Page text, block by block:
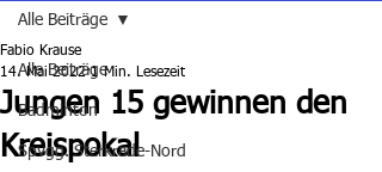
Alle Beiträge
Badminton
Spvgg. Sterkrade-Nord
Alle Beiträge
Jungen 15 gewinnen den
Kreispokal
Fabio Krause
14. Mai 2022 1 Min. Lesezeit